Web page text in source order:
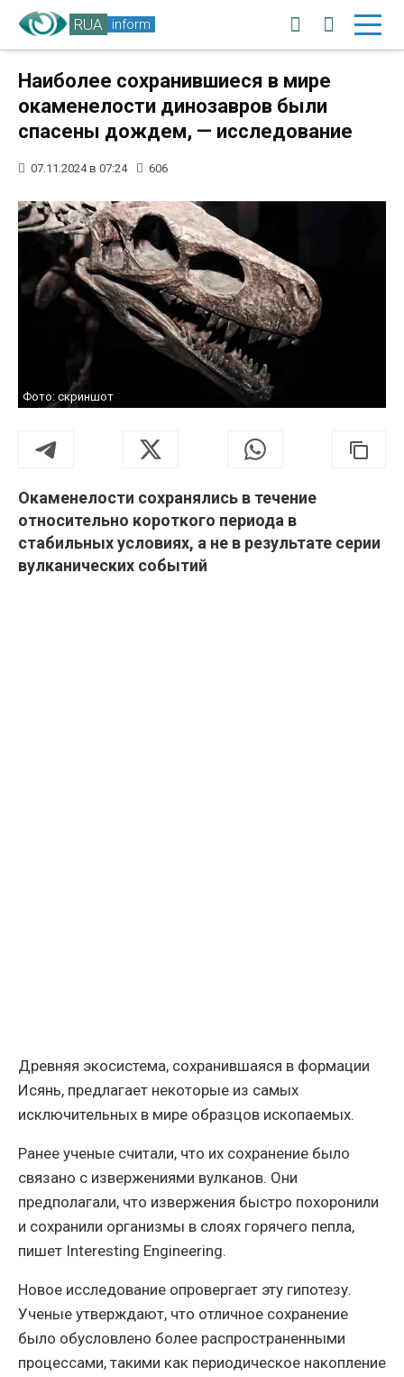
RUA inform
Наиболее сохранившиеся в мире
окаменелости динозавров были
спасены дождем, — исследование
07.11.2024 в 07:24 606
Фото: скриншот
Окаменелости сохранялись в течение
относительно короткого периода в
стабильных условиях, а не в результате серии
вулканических событий
Древняя экосистема, сохранившаяся в формации
Исянь, предлагает некоторые из самых
исключительных в мире образцов ископаемых.
Ранее ученые считали, что их сохранение было
связано с извержениями вулканов. Они
предполагали, что извержения быстро похоронили
и сохранили организмы в слоях горячего пепла,
пишет Interesting Engineering.
Новое исследование опровергает эту гипотезу.
Ученые утверждают, что отличное сохранение
было обусловлено более распространенными
процессами, такими как периодическое накопление